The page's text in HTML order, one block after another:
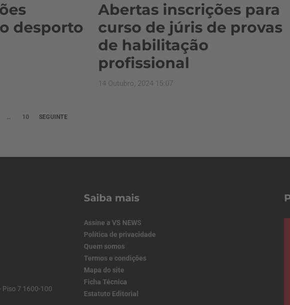
desporto
Abertas inscrições para
curso de júris de provas
de habilitação
profissional
14 Outubro, 2024 15:07
… 10 SEGUINTE
Piso 7 1600-100
Saiba mais
Assine a VS NEWS
Política de privacidade
Quem somos
Termos e condições
Mapa do site
Ficha Técnica
Estatuto Editorial